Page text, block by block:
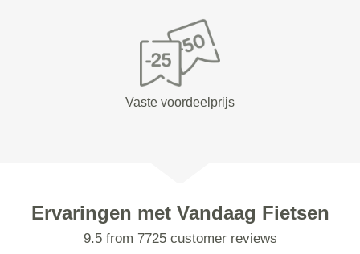
Vaste voordeelprijs
Ervaringen met Vandaag Fietsen
9.5 from 7725 customer reviews